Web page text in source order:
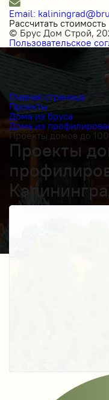
Email:
Рассчитать стоимость
© Брус Дом Строй,
Пользовательское
Главная страница
Проекты
Дома из бруса
Дома из
Проекты домов до
Проекты
Получить косультацию